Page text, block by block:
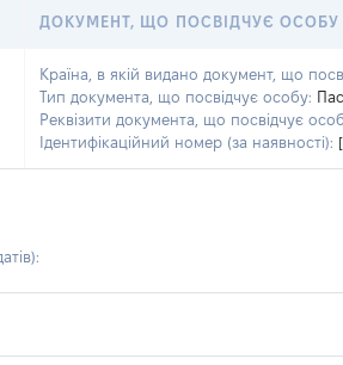
ДОКУМЕНТ, ЩО ПОСВІДЧУЄ ОСОБУ
Країна, в якій видано документ, що
Тип документа, що посвідчує особу:
Реквізити документа, що посвідчує
Ідентифікаційний номер (за наявності):
: